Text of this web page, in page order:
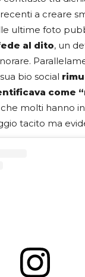
a creare
ultime foto
al dito, un
bio social
come
che molti hanno
tacito ma